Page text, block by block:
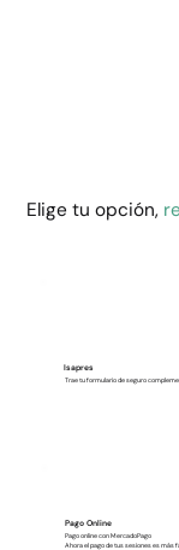
Elige tu opción,
Isapres
Trae tu formulario de seguro
Pago Online
Pago online con MercadoPago
Ahora el pago de tus sesiones es más